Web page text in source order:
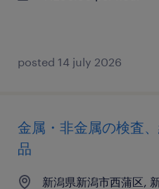
posted 14 july 2026
金属・非金属の検査
品
新潟県新潟市西蒲区,